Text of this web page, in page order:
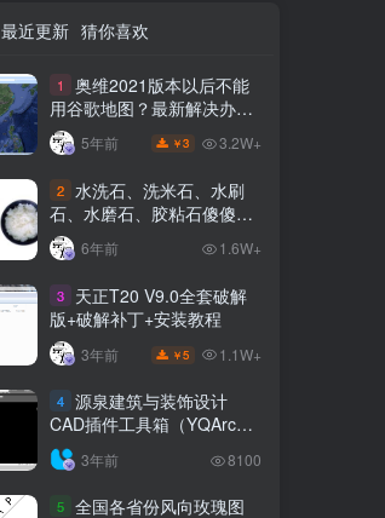
最近更新 猜你喜欢
1
奥维2021版本以后不能
用谷歌地图？最新解决办法
苹果安卓电脑
5年前 ￥3 3.2W+
2 水洗石、洗米石、水刷
石、水磨石、胶粘石傻傻分
不清楚
6年前 1.6W+
3
天正T20 V9.0全套破解
版+破解补丁+安装教程
3年前 ￥5 1.1W+
4 源泉建筑与装饰设计
CAD插件工具箱（YQArch
6.7.4）
3年前 8100
5 全国各省份风向玫瑰图